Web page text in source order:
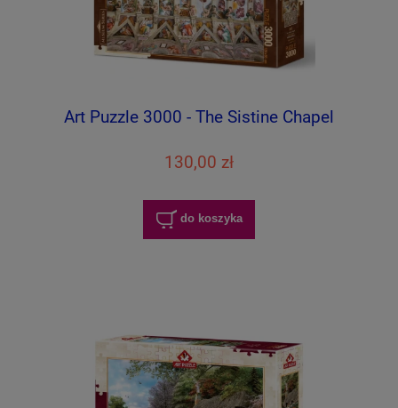
Art Puzzle 3000 - The Sistine Chapel
130,00 zł
do koszyka